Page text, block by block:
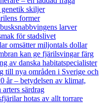
skiljer
former
larver
för stadslivet
omsätter miljontals dollar
kan ge fjärilsvingar färg
av danska habitatspecialister
till nya områden i Sverige och
år– betydelsen av klimat,
särdrag
hotas av allt torrare